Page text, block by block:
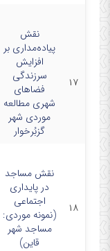
۱۷
نقش
پیاده‌مداری بر
افزایش
سرزندگی
فضاهای
شهری مطالعه
موردی شهر
گزبُرخوار
۱۸
نقش مساجد
در پایداری
اجتماعی
(نمونه موردی:
مساجد شهر
قاین)